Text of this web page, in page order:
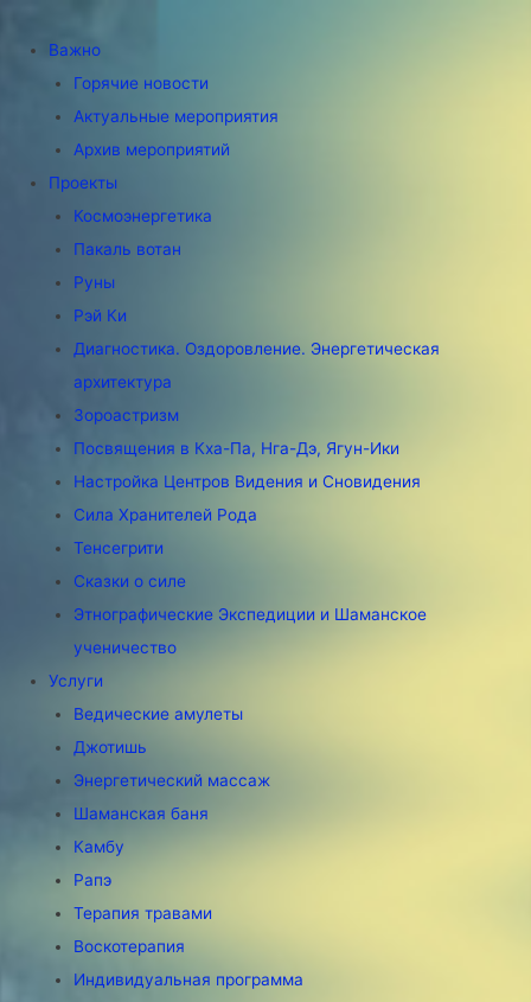
Важно
Горячие новости
Актуальные мероприятия
Архив мероприятий
Проекты
Космоэнергетика
Пакаль вотан
Руны
Рэй Ки
Диагностика. Оздоровление. Энергетическая
архитектура
Зороастризм
Посвящения в Кха-Па, Нга-Дэ, Ягун-Ики
Настройка Центров Видения и Сновидения
Сила Хранителей Рода
Тенсегрити
Сказки о силе
Этнографические Экспедиции и Шаманское
ученичество
Услуги
Ведические амулеты
Джотишь
Энергетический массаж
Шаманская баня
Камбу
Рапэ
Терапия травами
Воскотерапия
Индивидуальная программа